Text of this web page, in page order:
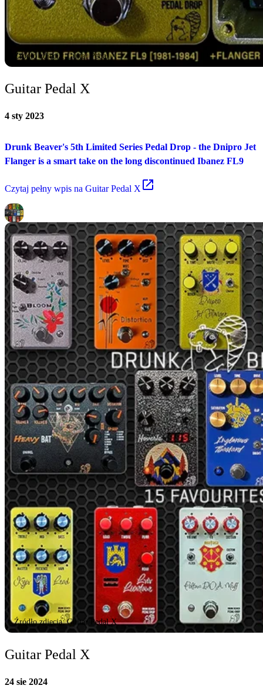
Źródło zdjęcia: Guitar Pedal X
Guitar Pedal X
4 sty 2023
Drunk Beaver's 5th Limited Series Pedal Drop - the Dnipro Jet
Flanger is a smart take on the long discontinued Ibanez FL9
Czytaj pełny wpis na Guitar Pedal X
Źródło zdjęcia: Guitar Pedal X
Guitar Pedal X
24 sie 2024